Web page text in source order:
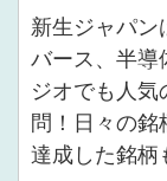
新生ジャパン
バース、半導
ジオでも人
問！日々の銘
達成した銘柄